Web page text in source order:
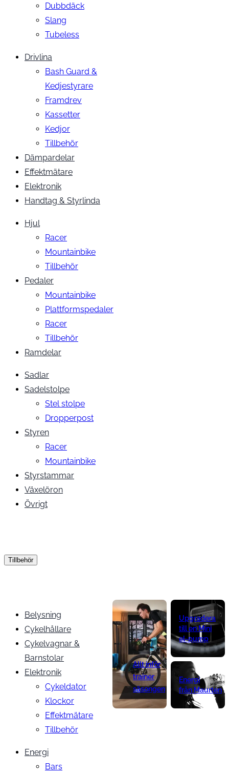
Dubbdäck
Slang
Tubeless
Drivlina
Bash Guard &
Kedjestyrare
Framdrev
Kassetter
Kedjor
Tillbehör
Dämpardelar
Effektmätare
Elektronik
Handtag & Styrlinda
Hjul
Racer
Mountainbike
Tillbehör
Pedaler
Mountainbike
Plattformspedaler
Racer
Tillbehör
Ramdelar
Sadlar
Sadelstolpe
Stel stolpe
Dropperpost
Styren
Racer
Mountainbike
Styrstammar
Växelöron
Övrigt
Tillbehör
Belysning
Cykelhållare
Cykelvagnar &
Barnstolar
Elektronik
Cykeldator
Klockor
Effektmätare
Tillbehör
Energi
Bars
Allt inför
trainer
säsongen
Upgradera
till en Mini
el-pump
Energi
från Maurten